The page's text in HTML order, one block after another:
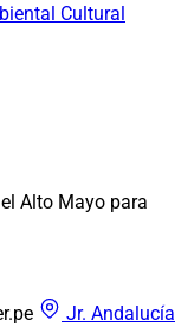
Cultural
Alto Mayo para
Jr. Andalucía